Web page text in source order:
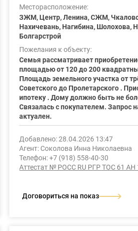
Месторасположение:
ЗЖМ, Центр, Ленина, СЖМ,
Нахичевань, Нагибина, Шолохова,
Болгарстрой
Пожелания к объекту:
Семья рассматривает
площадью от 120 до 200
Площадь земельного участка от
Советского до Пролетарского .
ипотеку . Дому должно быть не
Связалась с покупателем. Запрос
актуален.
Добавлено: 28.04.2026 13:47
Агент: Соколова Инна Николаевна
Телефон: +7 (918) 558-40-30
Аттестат № РОСС RU РГР ТОС 61 АН
Договориться на показ